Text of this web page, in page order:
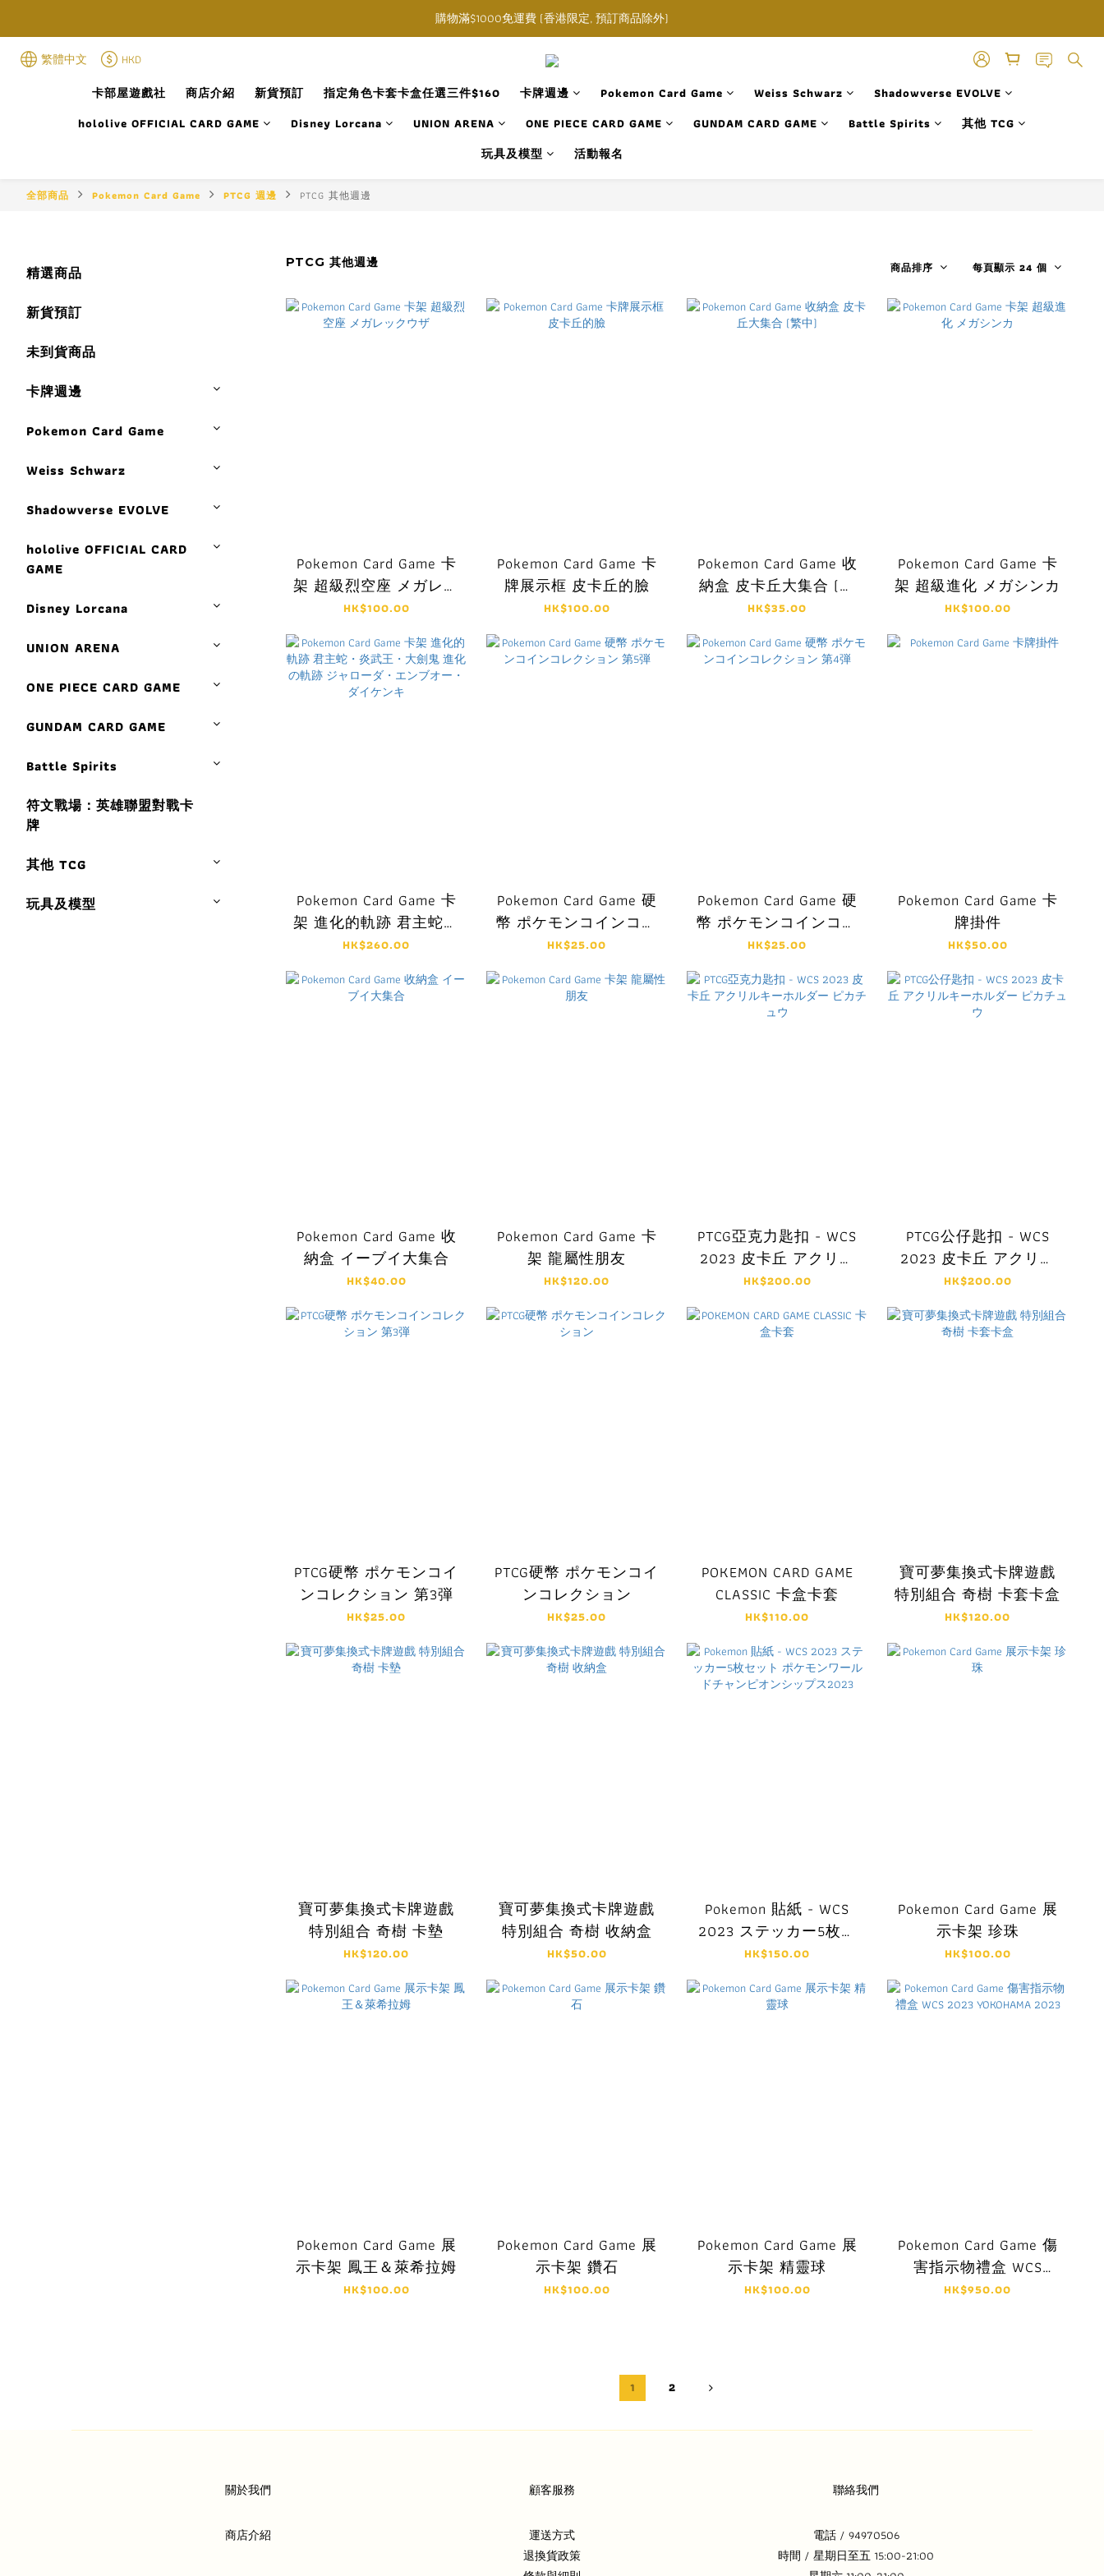
購物滿$1000免運費 (香港限定, 預訂商品除外)
購物滿$1000免運費 (香港限定, 預訂商品除外)
指定角色卡套卡盒任選三件$160
購物滿$1000免運費 (香港限定, 預訂商品除外)
繁體中文
HKD
卡部屋遊戲社
商店介紹 新貨預訂 指定角色卡套卡盒任選三件$160 卡牌週邊 Pokemon Card Game Weiss Schwarz
Shadowverse EVOLVE
hololive OFFICIAL CARD GAME
Disney Lorcana UNION ARENA ONE PIECE CARD GAME GUNDAM CARD GAME Battle Spirits
其他 TCG
玩具及模型
活動報名
全部商品 Pokemon Card Game PTCG 週邊 PTCG 其他週邊
精選商品
新貨預訂
未到貨商品
卡牌週邊
Pokemon Card Game
Weiss Schwarz
Shadowverse EVOLVE
hololive OFFICIAL CARD
GAME
Disney Lorcana
UNION ARENA
ONE PIECE CARD GAME
GUNDAM CARD GAME
Battle Spirits
符文戰場：英雄聯盟對戰卡
牌
其他 TCG
玩具及模型
PTCG 其他週邊 商品排序 每頁顯示 24 個
Pokemon Card Game 卡
架 超級烈空座 メガレッ
クウザ
HK$100.00
Pokemon Card Game 卡
牌展示框 皮卡丘的臉
HK$100.00
Pokemon Card Game 收
納盒 皮卡丘大集合 (繁
中)
HK$35.00
Pokemon Card Game 卡
架 超級進化 メガシンカ
HK$100.00
Pokemon Card Game 卡
架 進化的軌跡 君主蛇・
炎武王・大劍鬼 進化の
軌跡 ジャローダ・エン
ブオー・ダイケンキ
HK$260.00
Pokemon Card Game 硬
幣 ポケモンコインコレ
クション 第5弾
HK$25.00
Pokemon Card Game 硬
幣 ポケモンコインコレ
クション 第4弾
HK$25.00
Pokemon Card Game 卡
牌掛件
HK$50.00
Pokemon Card Game 收
納盒 イーブイ大集合
HK$40.00
Pokemon Card Game 卡
架 龍屬性朋友
HK$120.00
PTCG亞克力匙扣 - WCS
2023 皮卡丘 アクリル
キーホルダー ピカチュ
HK$200.00
PTCG公仔匙扣 - WCS
2023 皮卡丘 アクリル
キーホルダー ピカチュ
HK$200.00
PTCG硬幣 ポケモンコイ
ンコレクション 第3弾
HK$25.00
PTCG硬幣 ポケモンコイ
ンコレクション
HK$25.00
POKEMON CARD GAME
CLASSIC 卡盒卡套
HK$110.00
寶可夢集換式卡牌遊戲
特別組合 奇樹 卡套卡盒
HK$120.00
寶可夢集換式卡牌遊戲
特別組合 奇樹 卡墊
HK$120.00
寶可夢集換式卡牌遊戲
特別組合 奇樹 收納盒
HK$50.00
Pokemon 貼紙 - WCS
2023 ステッカー5枚セ
ット ポケモンワールド
2023
HK$150.00
Pokemon Card Game 展
示卡架 珍珠
HK$100.00
Pokemon Card Game 展
示卡架 鳳王＆萊希拉姆
HK$100.00
Pokemon Card Game 展
示卡架 鑽石
HK$100.00
Pokemon Card Game 展
示卡架 精靈球
HK$100.00
Pokemon Card Game 傷
害指示物禮盒 WCS
2023 YOKOHAMA 2023
HK$950.00
1 2
關於我們
商店介紹
顧客服務
運送方式
退換貨政策
聯絡我們
電話 / 94970506
時間 / 星期日至五 15:00-21:00